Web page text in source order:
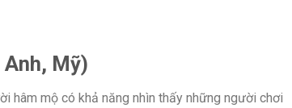
Anh, Mỹ)
hâm mộ có khả năng nhìn thấy những người chơi